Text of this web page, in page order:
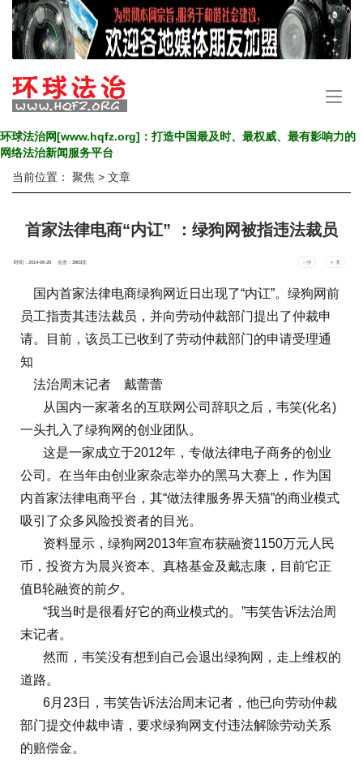
手
航
环球法治网[www.hqfz.org]：打造中国最及时、最权威、最有影响力的
网络法治新闻服务平台
当前位置： 聚焦 > 文章
首家法律电商“内讧” ：绿狗网被指违法裁员
时间：2014-06-26 点击：3903次 - 小 + 大
国内首家法律电商绿狗网近日出现了“内讧”。绿狗网前
员工指责其违法裁员，并向劳动仲裁部门提出了仲裁申
请。目前，该员工已收到了劳动仲裁部门的申请受理通
知
法治周末记者 戴蕾蕾
从国内一家著名的互联网公司辞职之后，韦笑(化名)
一头扎入了绿狗网的创业团队。
这是一家成立于2012年，专做法律电子商务的创业
公司。在当年由创业家杂志举办的黑马大赛上，作为国
内首家法律电商平台，其“做法律服务界天猫”的商业模式
吸引了众多风险投资者的目光。
资料显示，绿狗网2013年宣布获融资1150万元人民
币，投资方为晨兴资本、真格基金及戴志康，目前它正
值B轮融资的前夕。
“我当时是很看好它的商业模式的。”韦笑告诉法治周
末记者。
然而，韦笑没有想到自己会退出绿狗网，走上维权的
道路。
6月23日，韦笑告诉法治周末记者，他已向劳动仲裁
部门提交仲裁申请，要求绿狗网支付违法解除劳动关系
的赔偿金。